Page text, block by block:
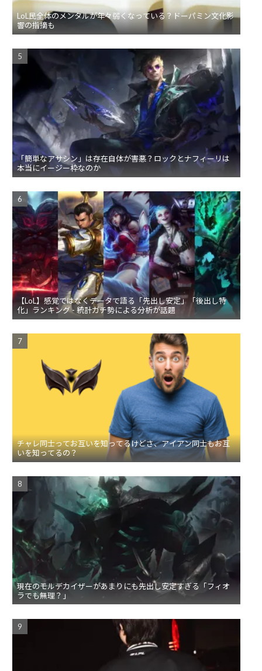
LoL民全体のメンタルが年々弱くなっている？ドーパミン文化影
響の指摘も
「簡単なアサシン」は存在自体が害悪？ロックとナフィーリは
本当にイージー枠なのか
【LoL】感覚ではなくデータで語る「先出し安定」「後出し特
化」ランキング - 統計ガチ勢による分析が話題
チャレ同士ってお互いを知ってるけどさ、アイアン同士もお互
いを知ってるの？
現在のモルデカイザーがあまりにも先出し安定すぎる「フィオ
ラでも無理？」